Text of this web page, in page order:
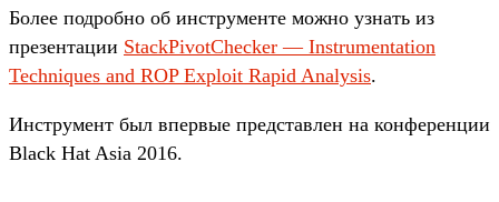
Более подробно об инструменте можно узнать из
презентации StackPivotChecker — Instrumentation
Techniques and ROP Exploit Rapid Analysis.
Инструмент был впервые представлен на конференции
Black Hat Asia 2016.